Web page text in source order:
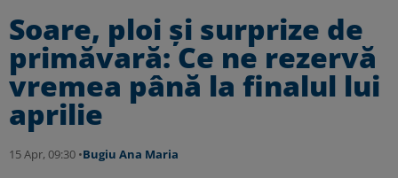
Soare, ploi și surprize de
primăvară: Ce ne rezervă
vremea până la finalul lui
aprilie
15 Apr, 09:30 •Bugiu ⁠Ana Maria